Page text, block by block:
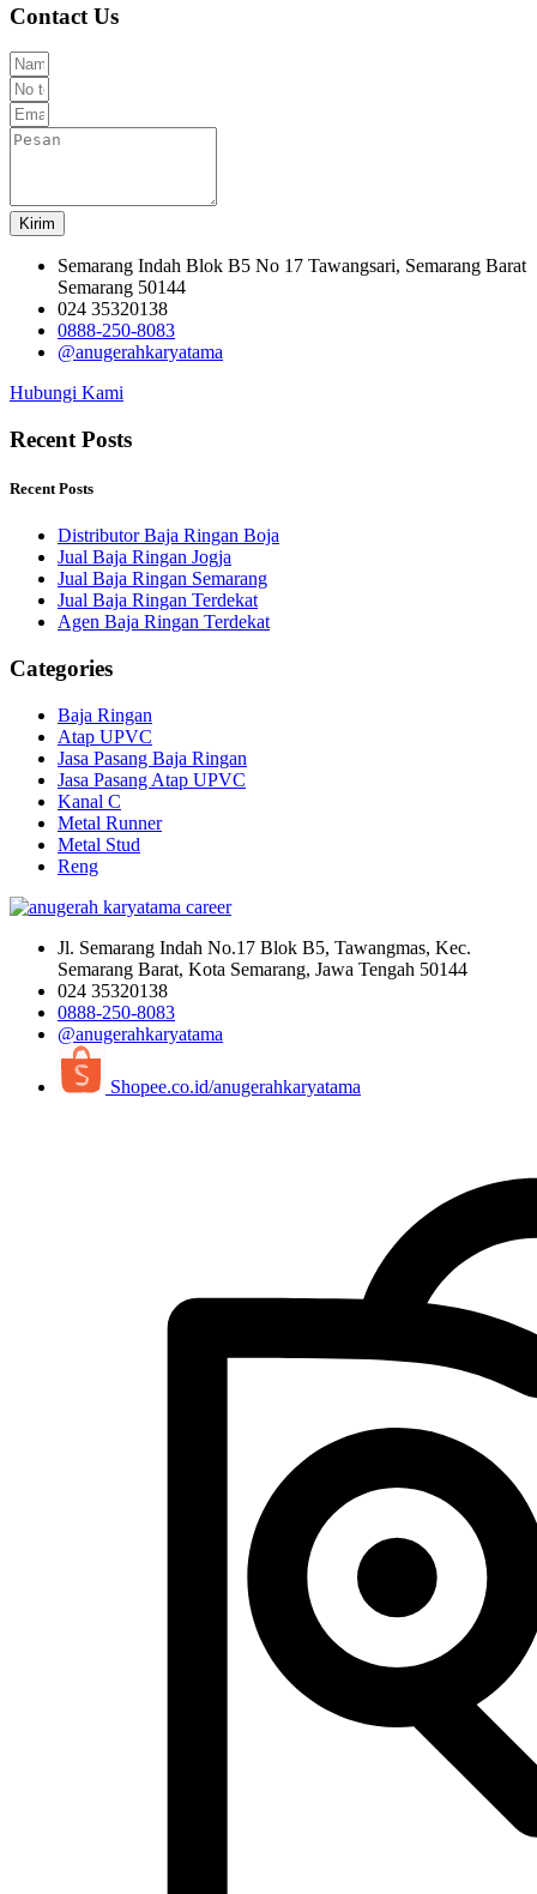
Contact Us
Kirim
Semarang Indah Blok B5 No 17 Tawangsari, Semarang Barat
Semarang 50144
024 35320138
0888-250-8083
@anugerahkaryatama
Hubungi Kami
Recent Posts
Recent Posts
Distributor Baja Ringan Boja
Jual Baja Ringan Jogja
Jual Baja Ringan Semarang
Jual Baja Ringan Terdekat
Agen Baja Ringan Terdekat
Categories
Baja Ringan
Atap UPVC
Jasa Pasang Baja Ringan
Jasa Pasang Atap UPVC
Kanal C
Metal Runner
Metal Stud
Reng
Jl. Semarang Indah No.17 Blok B5, Tawangmas, Kec.
Semarang Barat, Kota Semarang, Jawa Tengah 50144
024 35320138
0888-250-8083
@anugerahkaryatama
Shopee.co.id/anugerahkaryatama